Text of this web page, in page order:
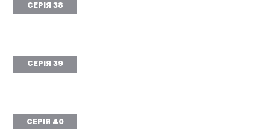
СЕРІЯ 38
СЕРІЯ 39
СЕРІЯ 40